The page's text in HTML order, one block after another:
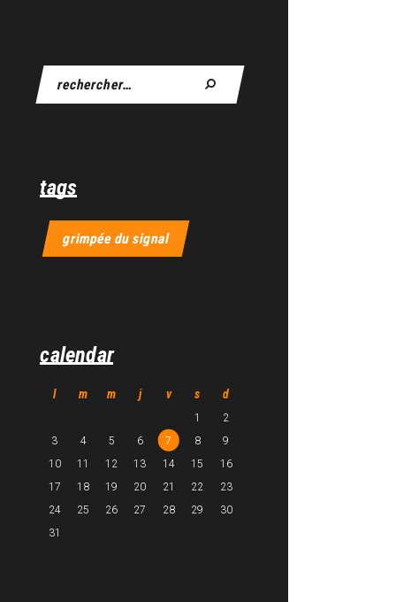
tags
grimpée du signal
calendar
l m m j v s d
1
2
3
4 5 6 7 8
9
10
11 12 13 14 15
16
17
18 19 20 21 22
23
24
25 26 27 28 29
30
31